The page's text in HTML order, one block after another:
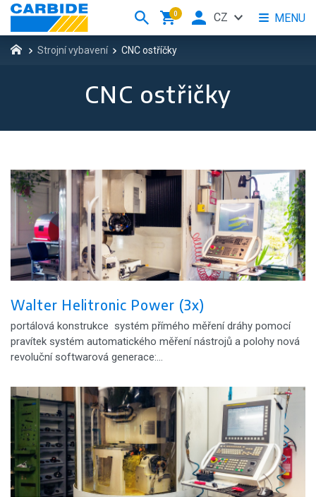
Strojní vybavení CNC ostříčky
CNC ostřičky
Walter Helitronic Power (3x)
portálová konstrukce systém přímého měření dráhy pomocí
pravítek systém automatického měření nástrojů a polohy nová
revoluční softwarová generace:…
0 MENU
CZ